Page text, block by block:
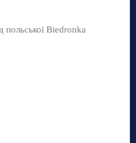
польської Biedronka